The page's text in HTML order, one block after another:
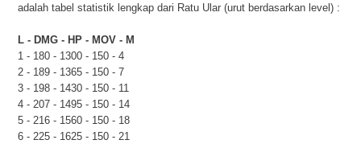
adalah tabel statistik lengkap dari Ratu Ular (urut berdasarkan level) :
L - DMG - HP - MOV - M
1 - 180 - 1300 - 150 - 4
2 - 189 - 1365 - 150 - 7
3 - 198 - 1430 - 150 - 11
4 - 207 - 1495 - 150 - 14
5 - 216 - 1560 - 150 - 18
6 - 225 - 1625 - 150 - 21